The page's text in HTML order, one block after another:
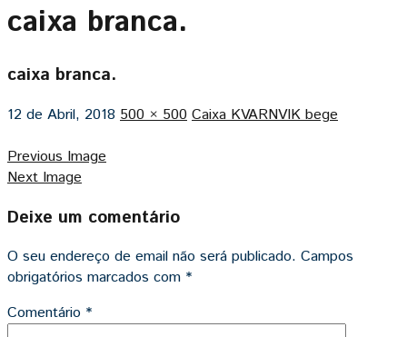
caixa branca.
caixa branca.
12 de Abril, 2018 500 × 500 Caixa KVARNVIK bege
Previous Image
Next Image
Deixe um comentário
O seu endereço de email não será publicado. Campos
obrigatórios marcados com *
Comentário *